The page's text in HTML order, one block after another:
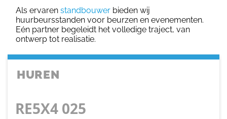
Als ervaren standbouwer bieden wij
huurbeursstanden voor beurzen en evenementen.
Eén partner begeleidt het volledige traject, van
ontwerp tot realisatie.
HUREN
RE5X4 025